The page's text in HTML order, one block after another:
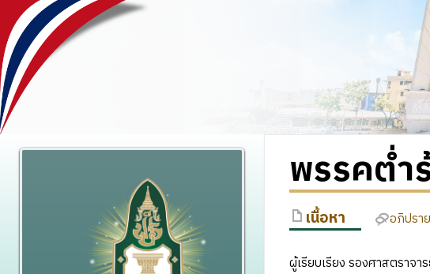
พรรคต่ำ
เนื้อหา อภิปราย
ผู้เรียบเรียง รองศาสตราจ